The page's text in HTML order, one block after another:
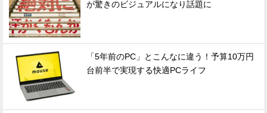
が驚きのビジュアルになり話題に
「5年前のPC」とこんなに違う！予算10万円
台前半で実現する快適PCライフ